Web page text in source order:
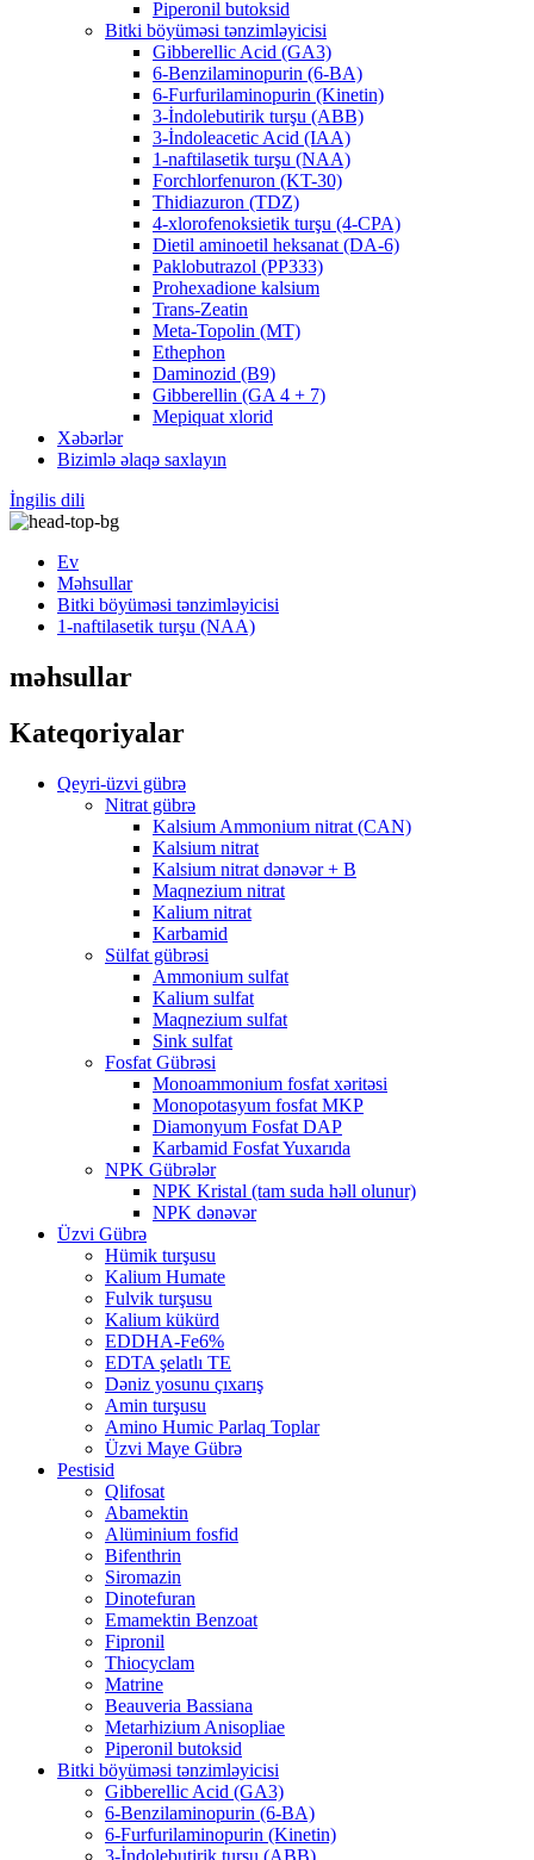
Piperonil butoksid
Bitki böyüməsi tənzimləyicisi
Gibberellic Acid (GA3)
6-Benzilaminopurin (6-BA)
6-Furfurilaminopurin (Kinetin)
3-İndolebutirik turşu (ABB)
3-İndoleacetic Acid (IAA)
1-naftilasetik turşu (NAA)
Forchlorfenuron (KT-30)
Thidiazuron (TDZ)
4-xlorofenoksietik turşu (4-CPA)
Dietil aminoetil heksanat (DA-6)
Paklobutrazol (PP333)
Prohexadione kalsium
Trans-Zeatin
Meta-Topolin (MT)
Ethephon
Daminozid (B9)
Gibberellin (GA 4 + 7)
Mepiquat xlorid
Xəbərlər
Bizimlə əlaqə saxlayın
İngilis dili
Ev
Məhsullar
Bitki böyüməsi tənzimləyicisi
1-naftilasetik turşu (NAA)
məhsullar
Kateqoriyalar
Qeyri-üzvi gübrə
Nitrat gübrə
Kalsium Ammonium nitrat (CAN)
Kalsium nitrat
Kalsium nitrat dənəvər + B
Maqnezium nitrat
Kalium nitrat
Karbamid
Sülfat gübrəsi
Ammonium sulfat
Kalium sulfat
Maqnezium sulfat
Sink sulfat
Fosfat Gübrəsi
Monoammonium fosfat xəritəsi
Monopotasyum fosfat MKP
Diamonyum Fosfat DAP
Karbamid Fosfat Yuxarıda
NPK Gübrələr
NPK Kristal (tam suda həll olunur)
NPK dənəvər
Üzvi Gübrə
Hümik turşusu
Kalium Humate
Fulvik turşusu
Kalium kükürd
EDDHA-Fe6%
EDTA şelatlı TE
Dəniz yosunu çıxarış
Amin turşusu
Amino Humic Parlaq Toplar
Üzvi Maye Gübrə
Pestisid
Qlifosat
Abamektin
Alüminium fosfid
Bifenthrin
Siromazin
Dinotefuran
Emamektin Benzoat
Fipronil
Thiocyclam
Matrine
Beauveria Bassiana
Metarhizium Anisopliae
Piperonil butoksid
Bitki böyüməsi tənzimləyicisi
Gibberellic Acid (GA3)
6-Benzilaminopurin (6-BA)
6-Furfurilaminopurin (Kinetin)
3-İndolebutirik turşu (ABB)